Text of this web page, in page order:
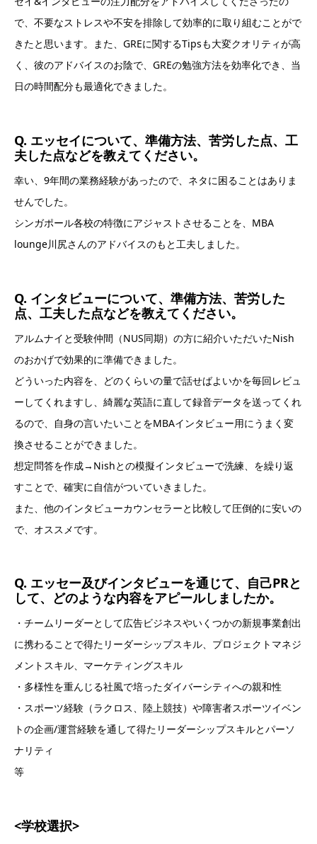
で、不要なストレスや不安を排除して効率的に取り組むことがで
きたと思います。また、GREに関するTipsも大変クオリティが高
く、彼のアドバイスのお陰で、GREの勉強方法を効率化でき、当
日の時間配分も最適化できました。
Q. エッセイについて、準備方法、苦労した点、工
夫した点などを教えてください。
幸い、9年間の業務経験があったので、ネタに困ることはありま
せんでした。
シンガポール各校の特徴にアジャストさせることを、MBA
lounge川尻さんのアドバイスのもと工夫しました。
Q. インタビューについて、準備方法、苦労した
点、工夫した点などを教えてください。
アルムナイと受験仲間（NUS同期）の方に紹介いただいたNish
のおかげで効果的に準備できました。
どういった内容を、どのくらいの量で話せばよいかを毎回レビュ
ーしてくれますし、綺麗な英語に直して録音データを送ってくれ
るので、自身の言いたいことをMBAインタビュー用にうまく変
換させることができました。
想定問答を作成→Nishとの模擬インタビューで洗練、を繰り返
すことで、確実に自信がついていきました。
また、他のインタビューカウンセラーと比較して圧倒的に安いの
で、オススメです。
Q. エッセー及びインタビューを通じて、自己PRと
して、どのような内容をアピールしましたか。
・チームリーダーとして広告ビジネスやいくつかの新規事業創出
に携わることで得たリーダーシップスキル、プロジェクトマネジ
メントスキル、マーケティングスキル
・多様性を重んじる社風で培ったダイバーシティへの親和性
・スポーツ経験（ラクロス、陸上競技）や障害者スポーツイベン
トの企画/運営経験を通して得たリーダーシップスキルとパーソ
ナリティ
等
<学校選択>